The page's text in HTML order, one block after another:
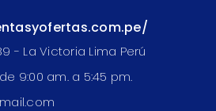
- La Victoria Lima Perú
9:00 am. a 5:45 pm.